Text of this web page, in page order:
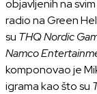
objavljenih na
radio na Green
su THQ Nordic
Namco
komponovao je
igrama kao što su